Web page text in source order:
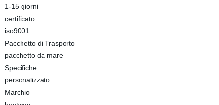
1-15 giorni
certificato
iso9001
Pacchetto di Trasporto
pacchetto da mare
Specifiche
personalizzato
Marchio